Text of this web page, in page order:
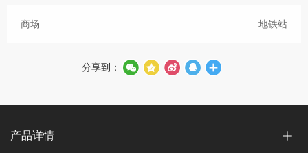
商场 地铁站
分享到：
产品详情